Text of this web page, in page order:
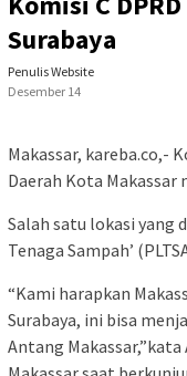
Surabaya
Penulis Website
Desember 14
Makassar, kareba.co,-
Daerah Kota Makassar
Salah satu lokasi yang
Tenaga Sampah’
“Kami harapkan
Surabaya, ini bisa
Antang Makassar,”kata